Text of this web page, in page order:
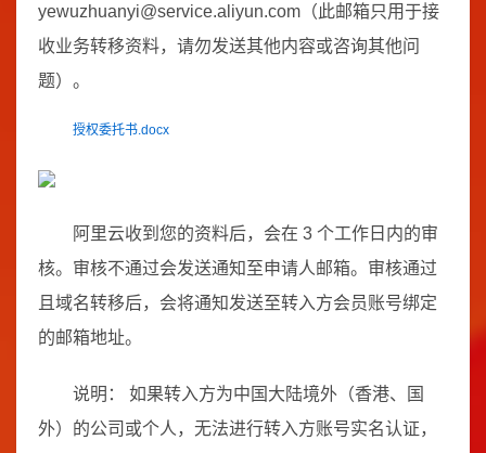
yewuzhuanyi@service.aliyun.com（此邮箱只用于接
收业务转移资料，请勿发送其他内容或咨询其他问
题）。
授权委托书.docx
阿里云收到您的资料后，会在 3 个工作日内的审
核。审核不通过会发送通知至申请人邮箱。审核通过
且域名转移后，会将通知发送至转入方会员账号绑定
的邮箱地址。
说明： 如果转入方为中国大陆境外（香港、国
外）的公司或个人，无法进行转入方账号实名认证，